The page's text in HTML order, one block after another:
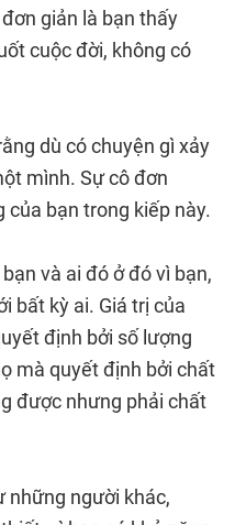
giản là bạn thấy
cuộc đời, không có
dù có chuyện gì xảy
mình. Sự cô đơn
của bạn trong kiếp này.
và ai đó ở đó vì bạn,
bất kỳ ai. Giá trị của
định bởi số lượng
mà quyết định bởi chất
được nhưng phải chất
những người khác,